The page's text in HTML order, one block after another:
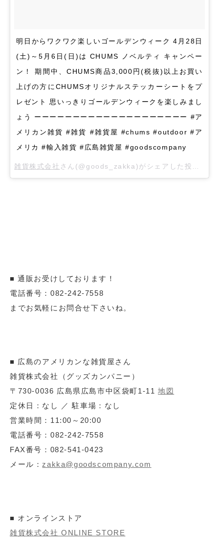
明日からワクワク楽しいゴールデンウィーク 4月28日
(土)～5月6日(日)は CHUMS ノベルティ キャンペー
ン！ 期間中、CHUMS商品3,000円(税抜)以上お買い
上げの方にCHUMSオリジナルステッカーシートをプ
レゼント 思いっきりゴールデンウィークを楽しみまし
ょう ーーーーーーーーーーーーーーーーーーーー #ア
メリカン雑貨 #雑貨 #雑貨屋 #chums #outdoor #ア
メリカ #輸入雑貨 #広島雑貨屋 #goodscompany
雑貨株式会社 さん(@goods_zakka)がシェアした投稿 –
■ 通販お受けしております！
電話番号：082-242-7558
までお気軽にお問合せ下さいね。
■ 広島のアメリカンな雑貨屋さん
雑貨株式会社（グッズカンパニー）
〒730-0036 広島県広島市中区袋町1-11 地図
定休日：なし ／ 駐車場：なし
営業時間：11:00～20:00
電話番号：082-242-7558
FAX番号：082-541-0423
メール： zakka@goodscompany.com
■ オンラインストア
雑貨株式会社 ONLINE STORE